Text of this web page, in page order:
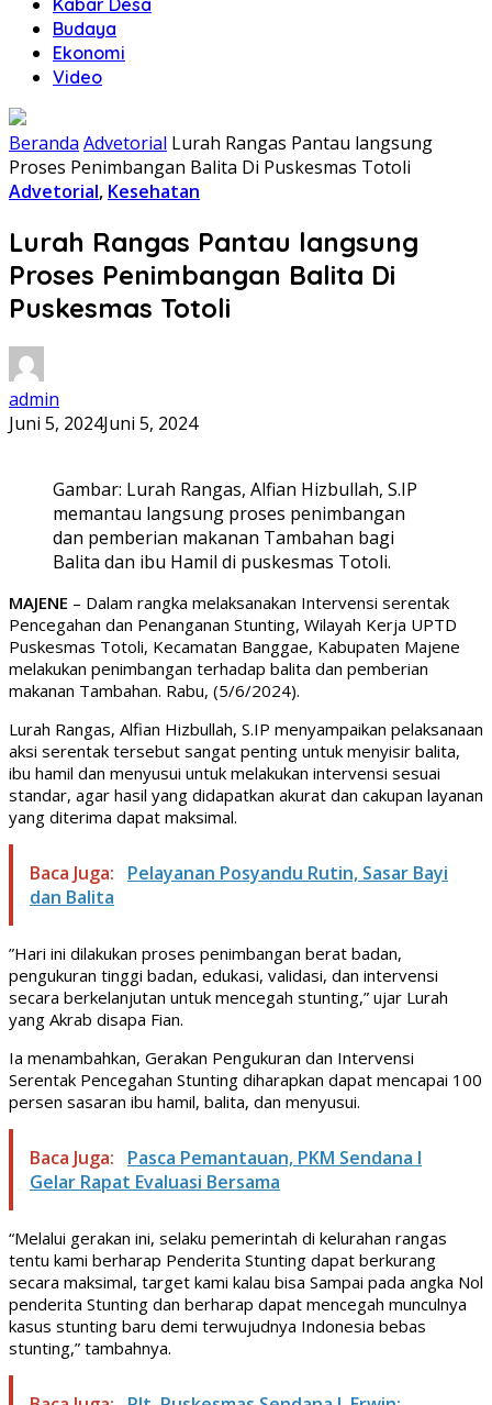
Kabar Desa
Budaya
Ekonomi
Video
Beranda Advetorial Lurah Rangas Pantau langsung
Proses Penimbangan Balita Di Puskesmas Totoli
Advetorial, Kesehatan
Lurah Rangas Pantau langsung
Proses Penimbangan Balita Di
Puskesmas Totoli
admin
Juni 5, 2024Juni 5, 2024
Gambar: Lurah Rangas, Alfian Hizbullah, S.IP
memantau langsung proses penimbangan
dan pemberian makanan Tambahan bagi
Balita dan ibu Hamil di puskesmas Totoli.
MAJENE – Dalam rangka melaksanakan Intervensi serentak
Pencegahan dan Penanganan Stunting, Wilayah Kerja UPTD
Puskesmas Totoli, Kecamatan Banggae, Kabupaten Majene
melakukan penimbangan terhadap balita dan pemberian
makanan Tambahan. Rabu, (5/6/2024).
Lurah Rangas, Alfian Hizbullah, S.IP menyampaikan pelaksanaan
aksi serentak tersebut sangat penting untuk menyisir balita,
ibu hamil dan menyusui untuk melakukan intervensi sesuai
standar, agar hasil yang didapatkan akurat dan cakupan layanan
yang diterima dapat maksimal.
Baca Juga:
Pelayanan Posyandu Rutin, Sasar Bayi
dan Balita
”Hari ini dilakukan proses penimbangan berat badan,
pengukuran tinggi badan, edukasi, validasi, dan intervensi
secara berkelanjutan untuk mencegah stunting,” ujar Lurah
yang Akrab disapa Fian.
Ia menambahkan, Gerakan Pengukuran dan Intervensi
Serentak Pencegahan Stunting diharapkan dapat mencapai 100
persen sasaran ibu hamil, balita, dan menyusui.
Baca Juga:
Pasca Pemantauan, PKM Sendana I
Gelar Rapat Evaluasi Bersama
“Melalui gerakan ini, selaku pemerintah di kelurahan rangas
tentu kami berharap Penderita Stunting dapat berkurang
secara maksimal, target kami kalau bisa Sampai pada angka Nol
penderita Stunting dan berharap dapat mencegah munculnya
kasus stunting baru demi terwujudnya Indonesia bebas
stunting,” tambahnya.